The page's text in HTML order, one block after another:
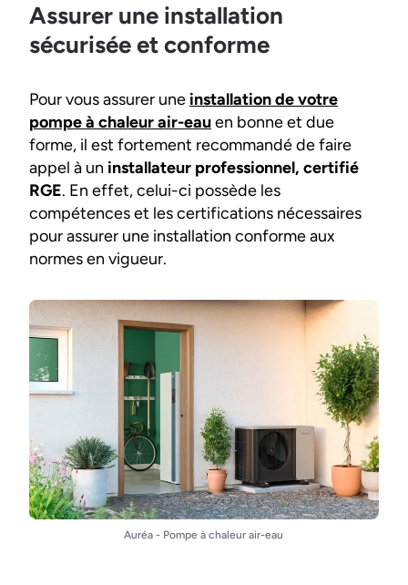
Assurer une installation
sécurisée et conforme
Pour vous assurer une installation de votre
pompe à chaleur air-eauen bonne et due
forme, il est fortement recommandé de faire
appel à un installateur professionnel, certifié
RGE. En effet, celui-ci possède les
compétences et les certifications nécessaires
pour assurer une installation conforme aux
normes en vigueur.
Auréa - Pompe à chaleur air-eau